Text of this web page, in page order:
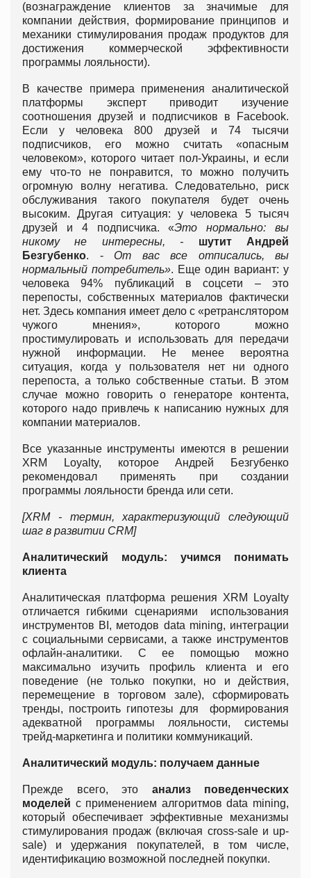
(вознаграждение клиентов за значимые для
компании действия, формирование принципов и
механики стимулирования продаж продуктов для
достижения коммерческой эффективности
программы лояльности).
В качестве примера применения аналитической
платформы эксперт приводит изучение
соотношения друзей и подписчиков в Facebook.
Если у человека 800 друзей и 74 тысячи
подписчиков, его можно считать «опасным
человеком», которого читает пол-Украины, и если
ему что-то не понравится, то можно получить
огромную волну негатива. Следовательно, риск
обслуживания такого покупателя будет очень
высоким. Другая ситуация: у человека 5 тысяч
друзей и 4 подписчика. «Это нормально: вы
никому не интересны, -
шутит Андрей
Безгубенко. - От вас все отписались, вы
нормальный потребитель». Еще один вариант: у
человека 94% публикаций в соцсети – это
перепосты, собственных материалов фактически
нет. Здесь компания имеет дело с «ретранслятором
чужого мнения», которого можно
простимулировать и использовать для передачи
нужной информации. Не менее вероятна
ситуация, когда у пользователя нет ни одного
перепоста, а только собственные статьи. В этом
случае можно говорить о генераторе контента,
которого надо привлечь к написанию нужных для
компании материалов.
Все указанные инструменты имеются в решении
XRM Loyalty, которое Андрей Безгубенко
рекомендовал применять при создании
программы лояльности бренда или сети.
[XRM - термин, характеризующий следующий
шаг в развитии CRM]
Аналитический модуль: учимся понимать
клиента
Аналитическая платформа решения XRM Loyalty
отличается гибкими сценариями использования
инструментов BI, методов data mining, интеграции
с социальными сервисами, а также инструментов
офлайн-аналитики. С ее помощью можно
максимально изучить профиль клиента и его
поведение (не только покупки, но и действия,
перемещение в торговом зале), сформировать
тренды, построить гипотезы для формирования
адекватной программы лояльности, системы
трейд-маркетинга и политики коммуникаций.
Аналитический модуль: получаем данные
Прежде всего, это анализ поведенческих
моделей с применением алгоритмов data mining,
который обеспечивает эффективные механизмы
стимулирования продаж (включая cross-sale и up-
sale) и удержания покупателей, в том числе,
идентификацию возможной последней покупки.